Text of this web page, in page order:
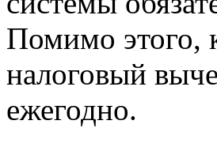
Помимо этого,
налоговый
ежегодно.